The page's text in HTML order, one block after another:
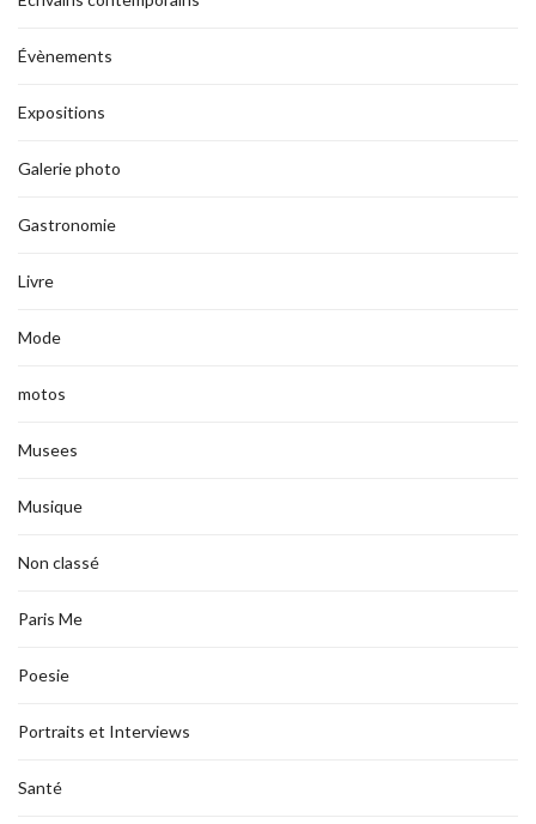
Évènements
Expositions
Galerie photo
Gastronomie
Livre
Mode
motos
Musees
Musique
Non classé
Paris Me
Poesie
Portraits et Interviews
Santé